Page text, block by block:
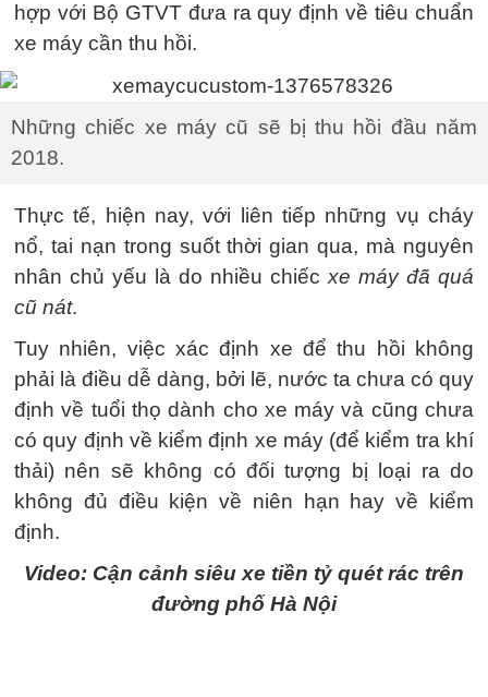
hợp với Bộ GTVT đưa ra quy định về tiêu chuẩn
xe máy cần thu hồi.
Những chiếc xe máy cũ sẽ bị thu hồi đầu năm
2018.
Thực tế, hiện nay, với liên tiếp những vụ cháy
nổ, tai nạn trong suốt thời gian qua, mà nguyên
nhân chủ yếu là do nhiều chiếc xe máy đã quá
cũ nát.
Tuy nhiên, việc xác định xe để thu hồi không
phải là điều dễ dàng, bởi lẽ, nước ta chưa có quy
định về tuổi thọ dành cho xe máy và cũng chưa
có quy định về kiểm định xe máy (để kiểm tra khí
thải) nên sẽ không có đối tượng bị loại ra do
không đủ điều kiện về niên hạn hay về kiểm
định.
Video: Cận cảnh siêu xe tiền tỷ quét rác trên
đường phố Hà Nội